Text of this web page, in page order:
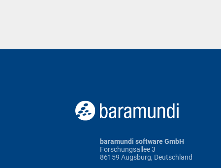
baramundi software GmbH
Forschungsallee 3
86159 Augsburg, Deutschland